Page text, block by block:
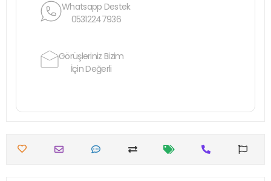
Whatsapp Destek
05312247936
Görüşleriniz Bizim
İçin Değerli